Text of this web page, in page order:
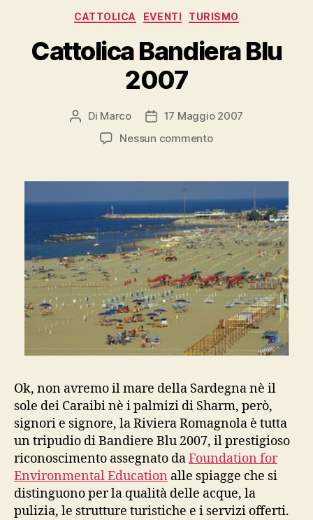
Categorie
CATTOLICA EVENTI TURISMO
Cattolica Bandiera Blu
2007
Autore
articolo
Di Marco
Data
dell'articolo
17 Maggio 2007
Nessun commentosu
Blu
2007
Ok, non avremo il mare della Sardegna nè il
sole dei Caraibi nè i palmizi di Sharm, però,
signori e signore, la Riviera Romagnola è tutta
un tripudio di Bandiere Blu 2007, il prestigioso
riconoscimento assegnato daFoundation for
Environmental Education alle spiagge che si
distinguono per la qualità delle acque, la
pulizia, le strutture turistiche e i servizi offerti.